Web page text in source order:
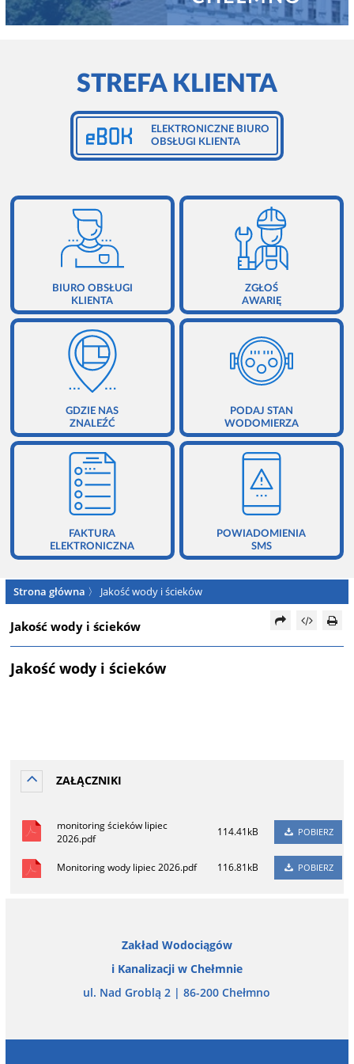
ZARZĄDZANIE NIERUCHOMOŚCIAMI
KONTAKT
REGULAMINY
POLITYKA PRYWATNOŚCI
STREFA KLIENTA
ELEKTRONICZNE BIURO
OBSŁUGI KLIENTA
BIURO OBSŁUGI
KLIENTA
ZGŁOŚ
AWARIĘ
GDZIE NAS
ZNALEŹĆ
PODAJ STAN
WODOMIERZA
FAKTURA
ELEKTRONICZNA
POWIADOMIENIA
SMS
Strona główna 〉 Jakość wody i ścieków
Jakość wody i ścieków
Jakość wody i ścieków
ZAŁĄCZNIKI
monitoring ścieków lipiec
2026.pdf
114.41kB POBIERZ
Monitoring wody lipiec 2026.pdf 116.81kB POBIERZ
Zakład Wodociągów
i Kanalizacji w Chełmnie
ul. Nad Groblą 2 | 86-200 Chełmno